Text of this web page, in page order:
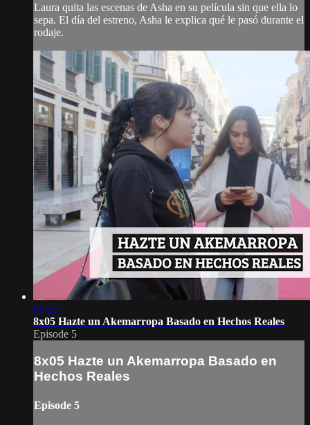
Laura quita las escenas de Asha en su película sin que ella lo
sepa. El día del estreno, Asha le explica qué le pasó durante el
rodaje.
03:25
8x05 Hazte un Akemarropa Basado en Hechos Reales
Episode 5
8x05 Hazte un Akemarropa Basado en
Hechos Reales
Episode 5